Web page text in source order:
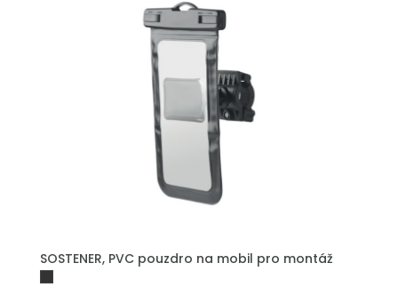
SOSTENER, PVC pouzdro na mobil pro montáž